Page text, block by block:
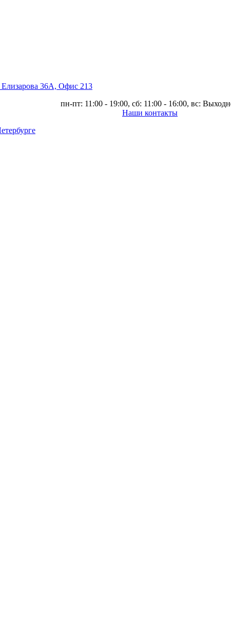
Елизарова 36А, Офис 213
пн-пт: 11:00 - 19:00, сб: 11:00 - 16:00, вс:
Наши контакты